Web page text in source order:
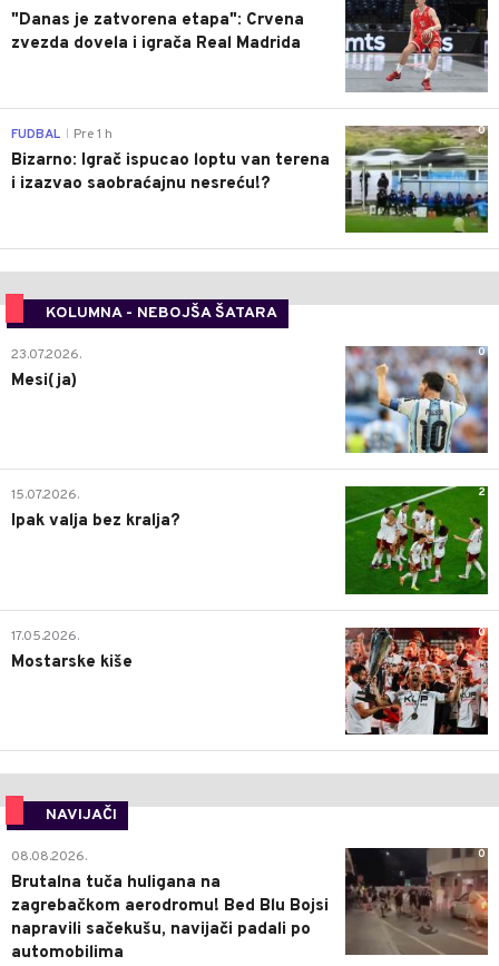
"Danas je zatvorena etapa": Crvena
zvezda dovela i igrača Real Madrida
0
FUDBAL Pre 1 h
Bizarno: Igrač ispucao loptu van terena
i izazvao saobraćajnu nesreću!?
KOLUMNA - NEBOJŠA ŠATARA
0
23.07.2026.
Mesi(ja)
2
15.07.2026.
Ipak valja bez kralja?
0
17.05.2026.
Mostarske kiše
NAVIJAČI
0
08.08.2026.
Brutalna tuča huligana na
zagrebačkom aerodromu! Bed Blu Bojsi
napravili sačekušu, navijači padali po
automobilima